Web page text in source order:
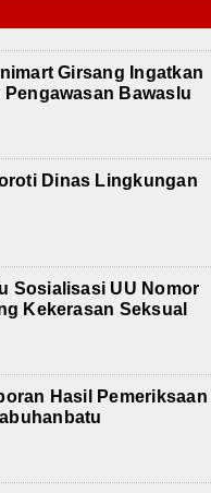
Girsang Ingatkan
Pengawasan Bawaslu
Dinas Lingkungan
Sosialisasi UU Nomor
Kekerasan Seksual
Hasil Pemeriksaan